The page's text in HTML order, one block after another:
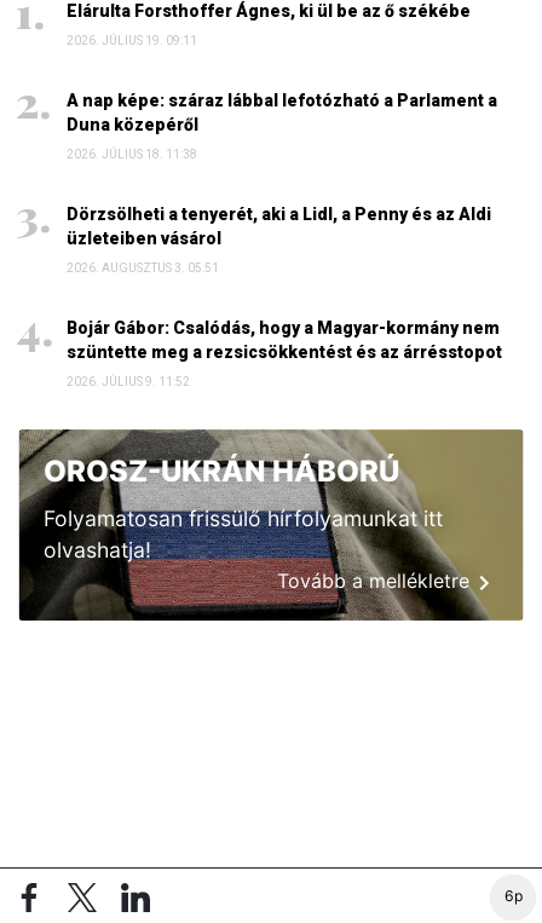
6p
Elárulta Forsthoffer Ágnes, ki ül be az ő székébe
2026. JÚLIUS 19. 09:11
A nap képe: száraz lábbal lefotózható a Parlament a
Duna közepéről
2026. JÚLIUS 18. 11:38
Dörzsölheti a tenyerét, aki a Lidl, a Penny és az Aldi
üzleteiben vásárol
2026. AUGUSZTUS 3. 05:51
Bojár Gábor: Csalódás, hogy a Magyar-kormány nem
szüntette meg a rezsicsökkentést és az árrésstopot
2026. JÚLIUS 9. 11:52
OROSZ-UKRÁN HÁBORÚ
Folyamatosan frissülő hírfolyamunkat itt
olvashatja!
Tovább a mellékletre